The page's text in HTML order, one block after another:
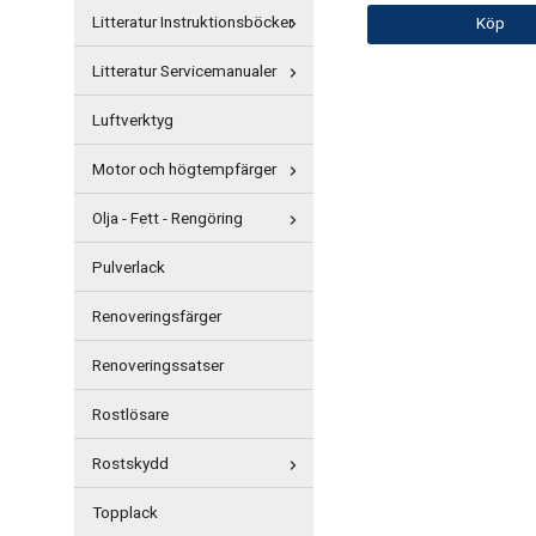
Litteratur Instruktionsböcker
Litteratur Servicemanualer
Luftverktyg
Motor och högtempfärger
Olja - Fett - Rengöring
Pulverlack
Renoveringsfärger
Renoveringssatser
Rostlösare
Rostskydd
Topplack
Köp